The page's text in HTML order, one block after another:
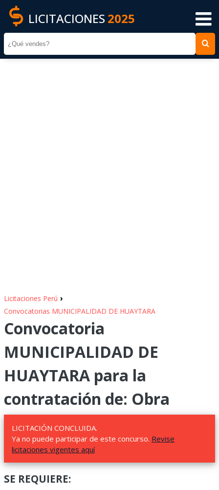
LICITACIONES 2025
Licitaciones Perú ›
Convocatorias MUNICIPALIDAD DE HUAYTARA
Convocatoria
MUNICIPALIDAD DE
HUAYTARA para la
contratación de: Obra
LICITACIÓN CONCLUIDA.
Ya no puede participar de este concurso. Revise
licitaciones vigentes aquí
SE REQUIERE: